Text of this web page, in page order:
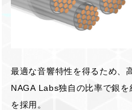
最適な音響特性を得るため、
NAGA Labs独自の比率で銀
を採用。